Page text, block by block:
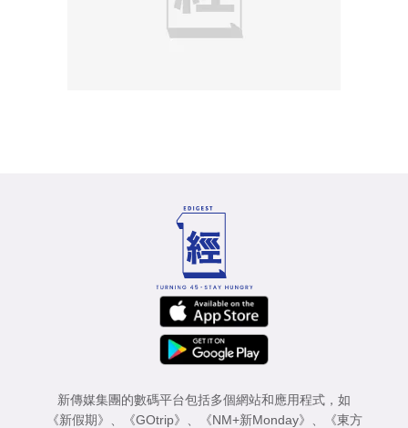
新傳媒集團的數碼平台包括多個網站和應用程式，如
《新假期》
《GOtrip》 《NM+新Monday》
《東方